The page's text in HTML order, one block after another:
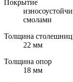
Покрытие
смолами
Толщина
22 мм
Толщина опор
18 мм